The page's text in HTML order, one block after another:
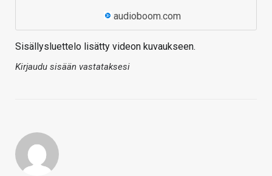
audioboom.com
Sisällysluettelo lisätty videon kuvaukseen.
Kirjaudu sisään vastataksesi